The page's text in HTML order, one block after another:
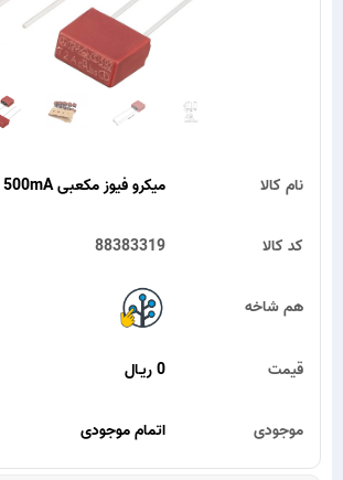
میکرو فیوز مکعبی 500mA پکیج TE5 نام کالا
88383319 کد کالا
هم شاخه
0 ریـال قیمت
اتمام موجودی موجودی